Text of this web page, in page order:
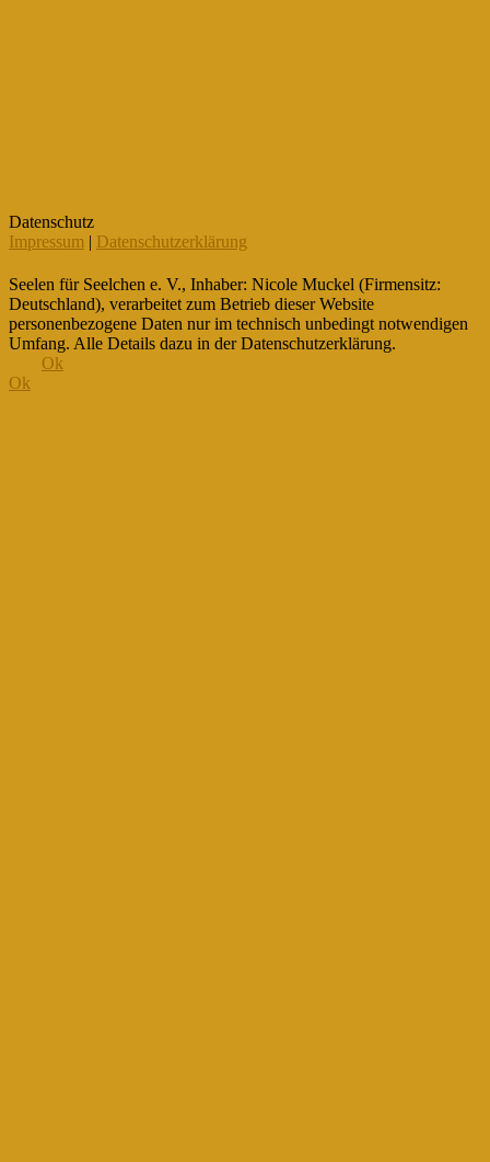
Datenschutz
Impressum | Datenschutzerklärung
Seelen für Seelchen e. V., Inhaber: Nicole Muckel (Firmensitz:
Deutschland), verarbeitet zum Betrieb dieser Website
personenbezogene Daten nur im technisch unbedingt notwendigen
Umfang. Alle Details dazu in der Datenschutzerklärung.
Ok
Ok